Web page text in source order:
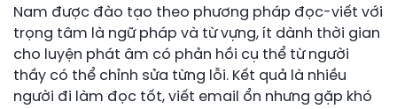
Nam được đào tạo theo phương pháp đọc-viết với
trọng tâm là ngữ pháp và từ vựng, ít dành thời gian
cho luyện phát âm có phản hồi cụ thể từ người
thầy có thể chỉnh sửa từng lỗi. Kết quả là nhiều
người đi làm đọc tốt, viết email ổn nhưng gặp khó